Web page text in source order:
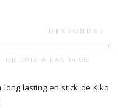
RESPONDER
DE 2012 A LAS 14:05
long lasting en stick de Kiko